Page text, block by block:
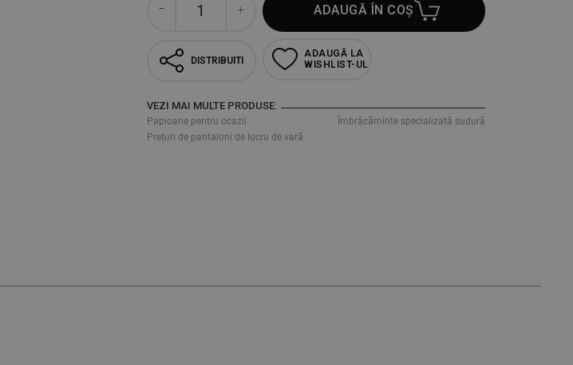
ADAUGĂ ÎN COȘ
DISTRIBUITI
ADAUGĂ LA
WISHLIST-UL
VEZI MAI MULTE PRODUSE:
Papioane pentru ocazii
Îmbrăcăminte specializată sudură
Prețuri de pantaloni de lucru de vară